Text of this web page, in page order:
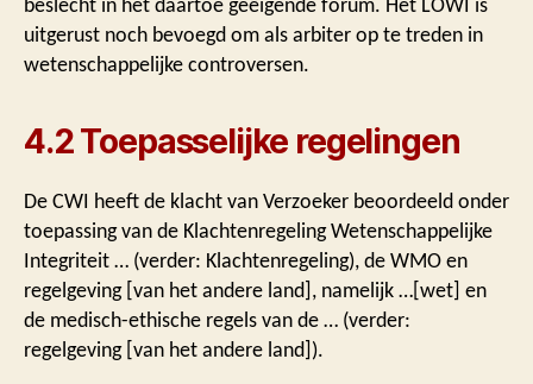
uitgerust noch bevoegd om als arbiter op te treden in
wetenschappelijke controversen.
4.2 Toepasselijke regelingen
De CWI heeft de klacht van Verzoeker beoordeeld onder
toepassing van de Klachtenregeling Wetenschappelijke
Integriteit … (verder: Klachtenregeling), de WMO en
regelgeving [van het andere land], namelijk …[wet] en
de medisch-ethische regels van de … (verder:
regelgeving [van het andere land]).